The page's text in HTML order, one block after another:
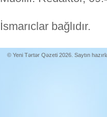
İsmarıclar bağlıdır.
© Yeni Tərtər Qəzeti 2026. Saytın